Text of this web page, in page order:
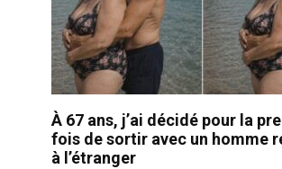
À 67 ans, j’ai décidé pour la
fois de sortir avec un homme
à l’étranger